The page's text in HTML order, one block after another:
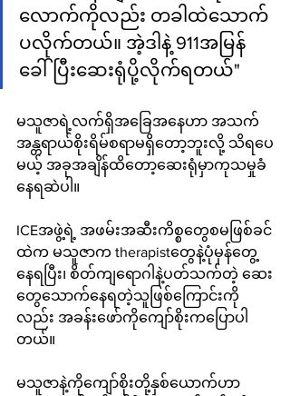
လောက်ကိုလည်း တခါထဲသောက်
ပလိုက်တယ်။ အဲ့ဒါနဲ့ 911အမြန်
ခေါ်ပြီးဆေးရုံပို့လိုက်ရတယ်"
မသူဇာရဲ့လက်ရှိအခြေအနေဟာ အသက်
အန္တရာယ်စိုးရိမ်စရာမရှိတော့ဘူးလို့ သိရပေ
မယ့် အခုအချိန်ထိတော့ဆေးရုံမှာကုသမှုခံ
နေရဆဲပါ။
ICEအဖွဲ့ရဲ့ အဖမ်းအဆီးကိစ္စတွေစမဖြစ်ခင်
ထဲက မသူဇာက therapistတွေနဲ့ပုံမှန်တွေ့
နေရပြီး၊ စိတ်ကျရောဂါနဲ့ပတ်သက်တဲ့ ဆေး
တွေသောက်နေရတဲ့သူဖြစ်ကြောင်းကို
လည်း အခန်းဖော်ကိုကျော်စိုးကပြောပါ
တယ်။
မသူဇာနဲ့ကိုကျော်စိုးတို့နှစ်ယောက်ဟာ